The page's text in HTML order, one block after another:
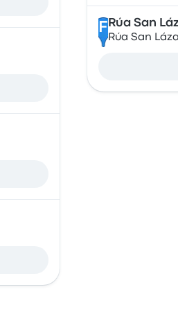
F Rúa San
Rúa San